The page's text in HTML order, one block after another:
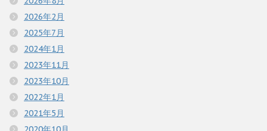
2026年2月
2025年7月
2024年1月
2023年11月
2023年10月
2022年1月
2021年5月